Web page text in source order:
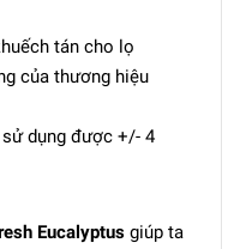
tán cho lọ
của thương hiệu
dụng được +/- 4
Eucalyptus giúp ta